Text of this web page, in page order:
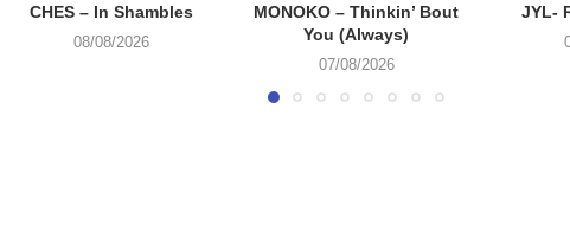
CHES – In Shambles
08/08/2026
MONOKO – Thinkin’ Bout
You (Always)
07/08/2026
JYL-